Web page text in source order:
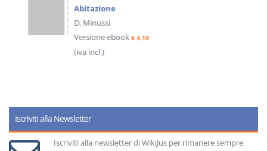
Abitazione
D. Minussi
Versione ebook€ 4,19
(iva incl.)
Iscriviti alla Newsletter
Iscriviti alla newsletter di WikiJus per rimanere sempre